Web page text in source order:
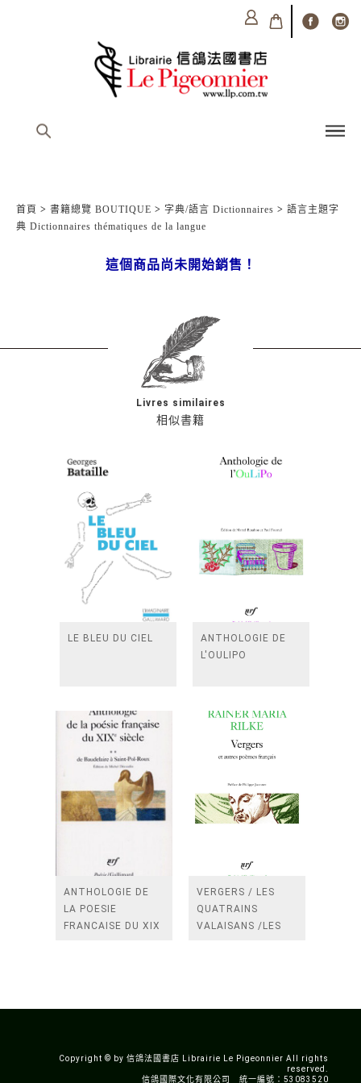
首頁 > 書籍總覽 BOUTIQUE > 字典/語言 Dictionnaires > 語言主題字
典 Dictionnaires thématiques de la langue
這個商品尚未開始銷售！
相似書籍
Livres similaires
LE BLEU DU CIEL
ANTHOLOGIE DE
L'OULIPO
ANTHOLOGIE DE
LA POESIE
FRANCAISE DU XIX
VERGERS / LES
QUATRAINS
VALAISANS /LES
Copyright © by 信鴿法國書店 Librairie Le Pigeonnier All rights
reserved.
信鴿國際文化有限公司 統一編號：53083520